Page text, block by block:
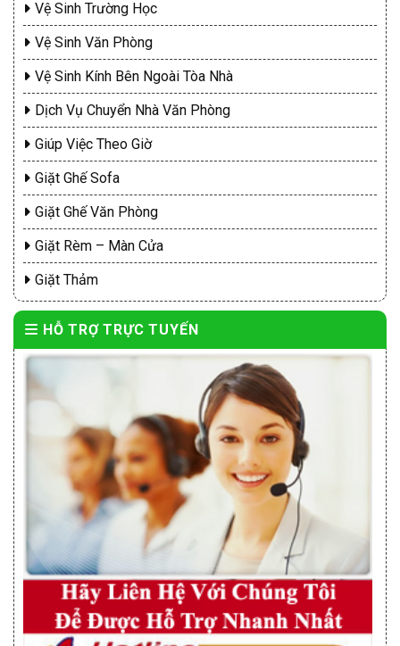
Vệ Sinh Trường Học
Vệ Sinh Văn Phòng
Vệ Sinh Kính Bên Ngoài Tòa Nhà
Dịch Vụ Chuyển Nhà Văn Phòng
Giúp Việc Theo Giờ
Giặt Ghế Sofa
Giặt Ghế Văn Phòng
Giặt Rèm – Màn Cửa
Giặt Thảm
HỖ TRỢ TRỰC TUYẾN